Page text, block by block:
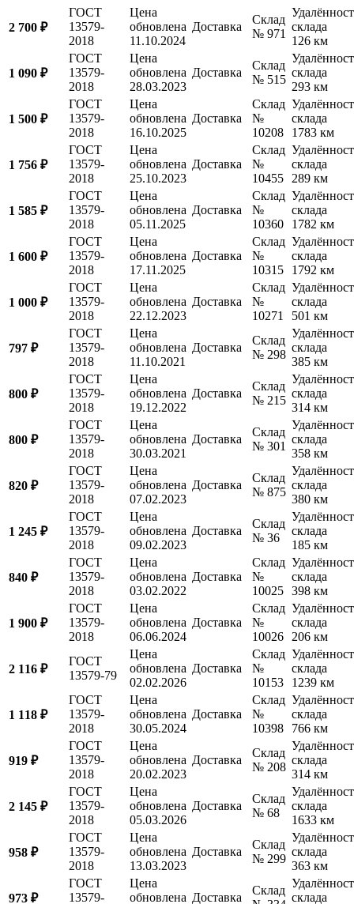
2 700 ₽
ГОСТ
13579-
2018
Цена
обновлена
11.10.2024
Доставка
Склад
№ 971
склада
126 км
1 090 ₽
ГОСТ
13579-
2018
Цена
обновлена
28.03.2023
Доставка
Склад
№ 515
склада
293 км
1 500 ₽
ГОСТ
13579-
2018
Цена
обновлена
16.10.2025
Доставка
Склад
№
10208
склада
1783 км
1 756 ₽
ГОСТ
13579-
2018
Цена
обновлена
25.10.2023
Доставка
Склад
№
10455
склада
289 км
1 585 ₽
ГОСТ
13579-
2018
Цена
обновлена
05.11.2025
Доставка
Склад
№
10360
склада
1782 км
1 600 ₽
ГОСТ
13579-
2018
Цена
обновлена
17.11.2025
Доставка
Склад
№
10315
склада
1792 км
1 000 ₽
ГОСТ
13579-
2018
Цена
обновлена
22.12.2023
Доставка
Склад
№
10271
склада
501 км
797 ₽
ГОСТ
13579-
2018
Цена
обновлена
11.10.2021
Доставка
Склад
№ 298
склада
385 км
800 ₽
ГОСТ
13579-
2018
Цена
обновлена
19.12.2022
Доставка
Склад
№ 215
склада
314 км
800 ₽
ГОСТ
13579-
2018
Цена
обновлена
30.03.2021
Доставка
Склад
№ 301
склада
358 км
820 ₽
ГОСТ
13579-
2018
Цена
обновлена
07.02.2023
Доставка
Склад
№ 875
склада
380 км
1 245 ₽
ГОСТ
13579-
2018
Цена
обновлена
09.02.2023
Доставка
Склад
№ 36
склада
185 км
840 ₽
ГОСТ
13579-
2018
Цена
обновлена
03.02.2022
Доставка
Склад
№
10025
склада
398 км
1 900 ₽
ГОСТ
13579-
2018
Цена
обновлена
06.06.2024
Доставка
Склад
№
10026
склада
206 км
2 116 ₽
ГОСТ
13579-79
Цена
обновлена
02.02.2026
Доставка
Склад
№
10153
склада
1239 км
1 118 ₽
ГОСТ
13579-
2018
Цена
обновлена
30.05.2024
Доставка
Склад
№
10398
склада
766 км
919 ₽
ГОСТ
13579-
2018
Цена
обновлена
20.02.2023
Доставка
Склад
№ 208
склада
314 км
2 145 ₽
ГОСТ
13579-
2018
Цена
обновлена
05.03.2026
Доставка
Склад
№ 68
склада
1633 км
958 ₽
ГОСТ
13579-
2018
Цена
обновлена
13.03.2023
Доставка
Склад
№ 299
склада
363 км
973 ₽
ГОСТ
13579-
Цена
обновлена Доставка
Склад
склада